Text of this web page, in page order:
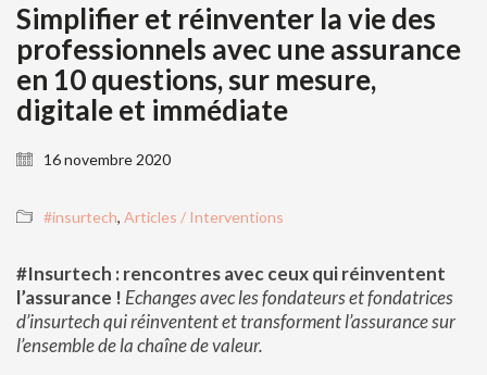
Simplifier et réinventer la vie des
professionnels avec une assurance
en 10 questions, sur mesure,
digitale et immédiate
16 novembre 2020
#insurtech, Articles / Interventions
#Insurtech : rencontres avec ceux qui réinventent
l’assurance ! Echanges avec les fondateurs et fondatrices
d’insurtech qui réinventent et transforment l’assurance sur
l’ensemble de la chaîne de valeur.